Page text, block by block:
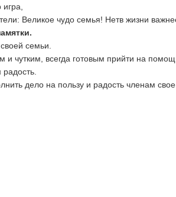
Великое чудо семья! Нетв жизни
семьи.
и чутким, всегда готовым прийти на
дело на пользу и радость членам